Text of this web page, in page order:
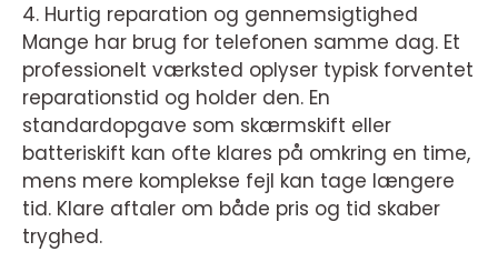
4. Hurtig reparation og gennemsigtighed
Mange har brug for telefonen samme dag. Et
professionelt værksted oplyser typisk forventet
reparationstid og holder den. En
standardopgave som skærmskift eller
batteriskift kan ofte klares på omkring en time,
mens mere komplekse fejl kan tage længere
tid. Klare aftaler om både pris og tid skaber
tryghed.